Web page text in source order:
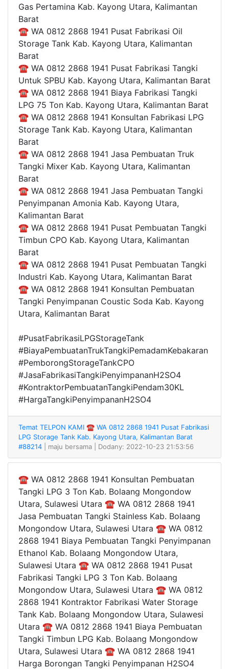
Gas Pertamina Kab. Kayong Utara, Kalimantan
Barat
☎ WA 0812 2868 1941 Pusat Fabrikasi Oil
Storage Tank Kab. Kayong Utara, Kalimantan
Barat
☎ WA 0812 2868 1941 Pusat Fabrikasi Tangki
Untuk SPBU Kab. Kayong Utara, Kalimantan Barat
☎ WA 0812 2868 1941 Biaya Fabrikasi Tangki
LPG 75 Ton Kab. Kayong Utara, Kalimantan Barat
☎ WA 0812 2868 1941 Konsultan Fabrikasi LPG
Storage Tank Kab. Kayong Utara, Kalimantan
Barat
☎ WA 0812 2868 1941 Jasa Pembuatan Truk
Tangki Mixer Kab. Kayong Utara, Kalimantan
Barat
☎ WA 0812 2868 1941 Jasa Pembuatan Tangki
Penyimpanan Amonia Kab. Kayong Utara,
Kalimantan Barat
☎ WA 0812 2868 1941 Pusat Pembuatan Tangki
Timbun CPO Kab. Kayong Utara, Kalimantan
Barat
☎ WA 0812 2868 1941 Pusat Pembuatan Tangki
Industri Kab. Kayong Utara, Kalimantan Barat
☎ WA 0812 2868 1941 Konsultan Pembuatan
Tangki Penyimpanan Coustic Soda Kab. Kayong
Utara, Kalimantan Barat
#PusatFabrikasiLPGStorageTank
#BiayaPembuatanTrukTangkiPemadamKebakaran
#PemborongStorageTankCPO
#JasaFabrikasiTangkiPenyimpananH2SO4
#KontraktorPembuatanTangkiPendam30KL
#HargaTangkiPenyimpananH2SO4
Temat TELPON KAMI ☎ WA 0812 2868 1941 Pusat Fabrikasi
LPG Storage Tank Kab. Kayong Utara, Kalimantan Barat
#88214
| maju bersama | Dodany: 2022-10-23 21:53:56
☎ WA 0812 2868 1941 Konsultan Pembuatan
Tangki LPG 3 Ton Kab. Bolaang Mongondow
Utara, Sulawesi Utara ☎ WA 0812 2868 1941
Jasa Pembuatan Tangki Stainless Kab. Bolaang
Mongondow Utara, Sulawesi Utara ☎ WA 0812
2868 1941 Biaya Pembuatan Tangki Penyimpanan
Ethanol Kab. Bolaang Mongondow Utara,
Sulawesi Utara ☎ WA 0812 2868 1941 Pusat
Fabrikasi Tangki LPG 3 Ton Kab. Bolaang
Mongondow Utara, Sulawesi Utara ☎ WA 0812
2868 1941 Kontraktor Fabrikasi Water Storage
Tank Kab. Bolaang Mongondow Utara, Sulawesi
Utara ☎ WA 0812 2868 1941 Biaya Pembuatan
Tangki Timbun LPG Kab. Bolaang Mongondow
Utara, Sulawesi Utara ☎ WA 0812 2868 1941
Harga Borongan Tangki Penyimpanan H2SO4